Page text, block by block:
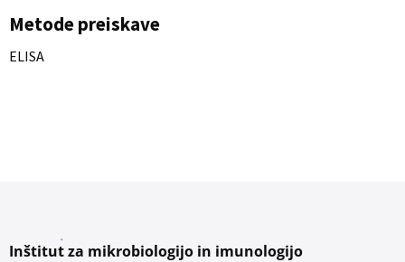
Metode preiskave
ELISA
Inštitut za mikrobiologijo in imunologijo